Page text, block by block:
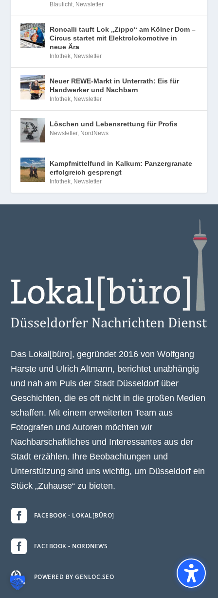
Blaulicht, Newsletter
Roncalli tauft Lok „Zippo“ am Kölner Dom –
Circus startet mit Elektrolokomotive in
neue Ära
Infothek, Newsletter
Neuer REWE-Markt in Unterrath: Eis für
Handwerker und Nachbarn
Infothek, Newsletter
Löschen und Lebensrettung für Profis
Newsletter, NordNews
Kampfmittelfund in Kalkum: Panzergranate
erfolgreich gesprengt
Infothek, Newsletter
Das Lokal[büro], gegründet 2016 von Wolfgang
Harste und Ulrich Altmann, berichtet unabhängig
und nah am Puls der Stadt Düsseldorf über
Geschichten, die es oft nicht in die großen Medien
schaffen. Mit einem erweiterten Team aus
Fotografen und Autoren möchten wir
Nachbarschaftliches und Interessantes aus der
Stadt erzählen. Ihre Beobachtungen und
Unterstützung sind uns wichtig, um Düsseldorf ein
Stück „Zuhause“ zu bieten.
 FACEBOOK - LOKAL[BÜRO]
 FACEBOOK - NORDNEWS
 POWERED BY GENLOC.SEO